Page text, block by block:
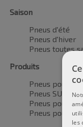
Saison
Pneus d'été
Pneus d'hiver
Pneus toutes
Produits
Pneus pour
Pneus SUV /
Pneus pour
Pneus pour
les